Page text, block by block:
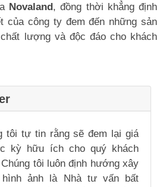
Novaland, đồng thời khẳng định
của công ty đem đến những sản
lượng và độc đáo cho khách
tôi tự tin rằng sẽ đem lại giá
kỳ hữu ích cho quý khách
Chúng tôi luôn định hướng xây
hình ảnh là Nhà tư vấn bất